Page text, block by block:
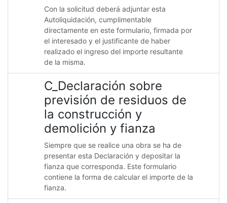
Con la solicitud deberá adjuntar esta
Autoliquidación, cumplimentable
directamente en este formulario, firmada por
el interesado y el justificante de haber
realizado el ingreso del importe resultante
de la misma.
C_Declaración sobre
previsión de residuos de
la construcción y
demolición y fianza
Siempre que se realice una obra se ha de
presentar esta Declaración y depositar la
fianza que corresponda. Este formulario
contiene la forma de calcular el importe de la
fianza.